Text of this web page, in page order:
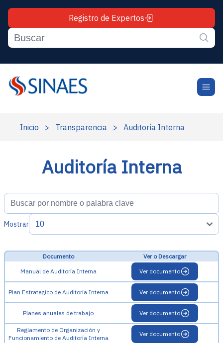
Registro de Expertos
Inicio > Transparencia > Auditoría Interna
Auditoría Interna
Mostrar
Documento
Ver o Descargar
Manual de Auditoría Interna
Ver documento
Plan Estrategico de Auditoría Interna Ver documento
Planes anuales de trabajo Ver documento
Reglamento de Organización y
Funcionamiento de Auditoría Interna
Ver documento